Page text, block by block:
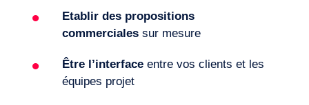
Etablir des propositions
commercialessur mesure
Être l’interfaceentre vos clients et les
équipes projet